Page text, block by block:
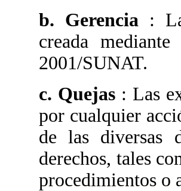
b. Gerencia :
creada
2001/SUNAT.
c. Quejas : Las
por cualquier
de las diversas
derechos, tales
procedimientos o